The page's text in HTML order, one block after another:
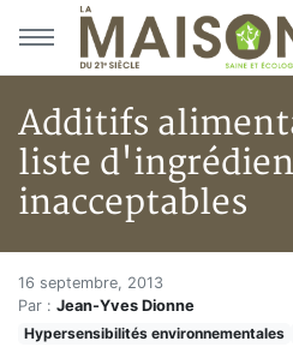
Aller au menu principal
Aller au contenu principal
Additifs
liste
inacceptables
Accueil
Articles
Maisons saines
Additifs
16 septembre, 2013
Par : Jean-Yves Dionne
Hypersensibilités environnementales